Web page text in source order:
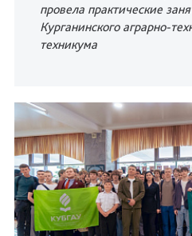
провела практические
Курганинского аграрно-
техникума